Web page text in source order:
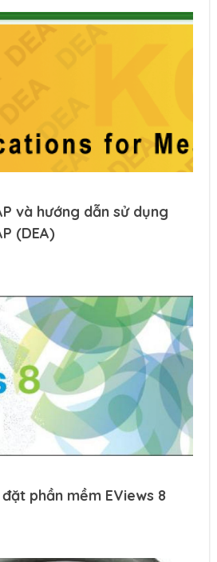
và hướng dẫn sử dụng
(DEA)
phần mềm EViews 8